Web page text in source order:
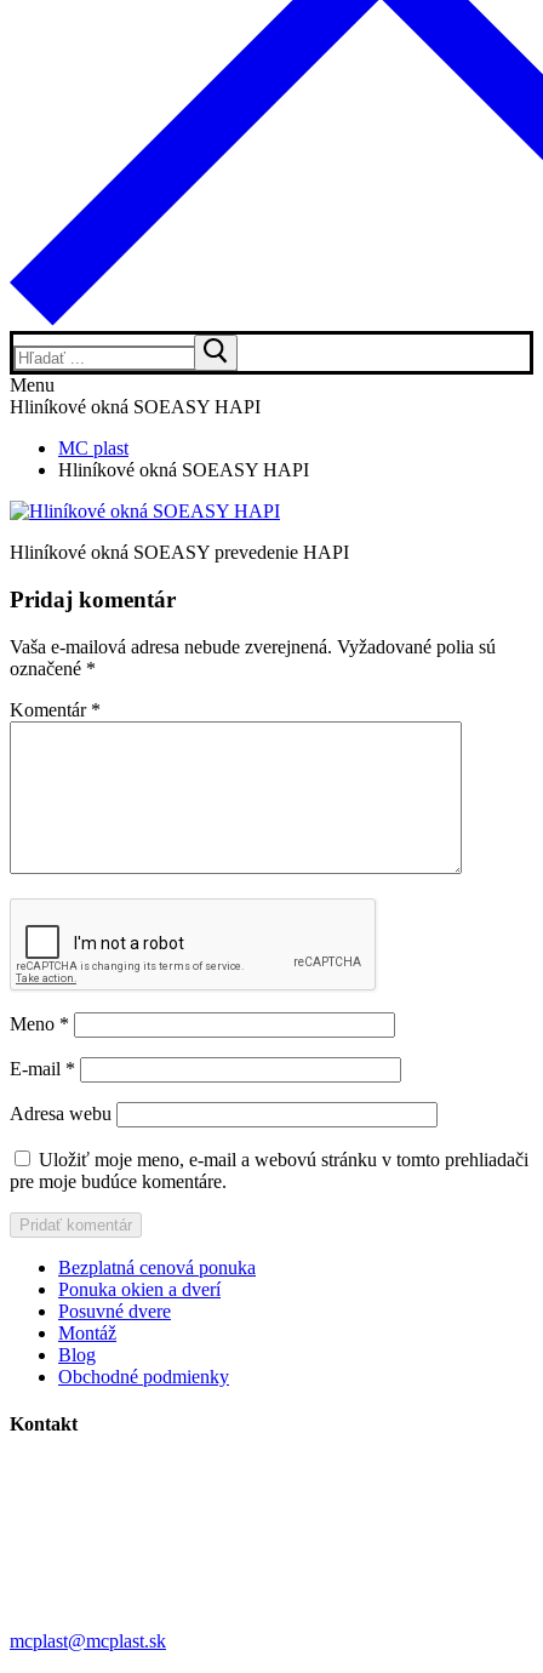
Hľadať:
Menu
Hliníkové okná SOEASY HAPI
MC plast
Hliníkové okná SOEASY HAPI
Hliníkové okná SOEASY prevedenie HAPI
Pridaj komentár
Vaša e-mailová adresa nebude zverejnená. Vyžadované polia sú
označené *
Komentár *
Meno *
E-mail *
Adresa webu
Uložiť moje meno, e-mail a webovú stránku v tomto prehliadači
pre moje budúce komentáre.
Bezplatná cenová ponuka
Ponuka okien a dverí
Posuvné dvere
Montáž
Blog
Obchodné podmienky
Kontakt
mcplast@mcplast.sk